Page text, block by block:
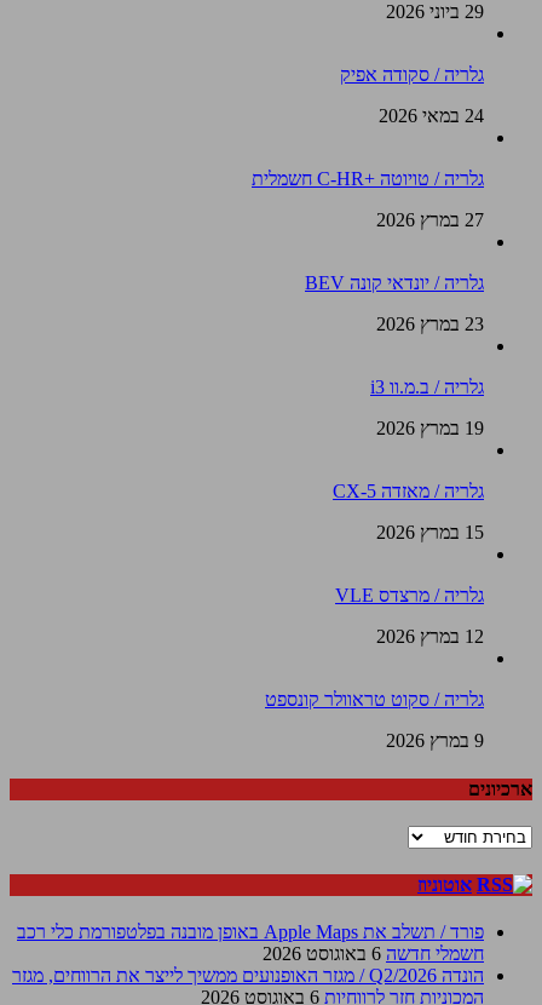
29 ביוני 2026
גלריה / סקודה אפיק
24 במאי 2026
גלריה / טויוטה +C-HR חשמלית
27 במרץ 2026
גלריה / יונדאי קונה BEV
23 במרץ 2026
גלריה / ב.מ.וו i3
19 במרץ 2026
גלריה / מאזדה CX-5
15 במרץ 2026
גלריה / מרצדס VLE
12 במרץ 2026
גלריה / סקוט טראוולר קונספט
9 במרץ 2026
ארכיונים
ארכיונים
אוטוניוז
פורד / תשלב את Apple Maps באופן מובנה בפלטפורמת כלי רכב
חשמלי חדשה 6 באוגוסט 2026
הונדה Q2/2026 / מגזר האופנועים ממשיך לייצר את הרווחים, מגזר
המכוניות חזר לרווחיות 6 באוגוסט 2026